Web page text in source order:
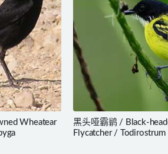
Wheatear
黑头哑霸鹟 / Black-
Flycatcher / Todirostrum